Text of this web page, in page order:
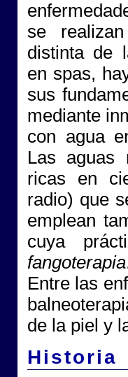
se
distinta de
en spas,
sus
mediante
con agua
Las aguas
ricas en
radio) que
emplean
cuya
fangoterapia
Entre las
de la piel y
Historia